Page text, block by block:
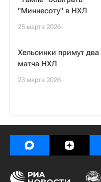
"Миннесоту" в НХЛ
25 марта 2026
Хельсинки примут два
матча НХЛ
23 марта 2026